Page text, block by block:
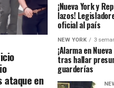
ataque en
¡Nueva York y
lazos!
oficial al país
NEW YORK 3
¡Alarma en
tras hallar
guarderías